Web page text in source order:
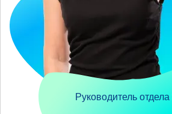
Руководитель отдела